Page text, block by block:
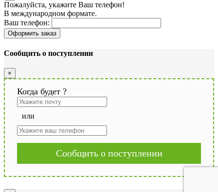
Пожалуйста, укажите Ваш телефон!
В международном формате.
Ваш телефон:
Оформить заказ
Сообщить о поступлении
×
Когда будет ?
или
Сообщить о поступлении